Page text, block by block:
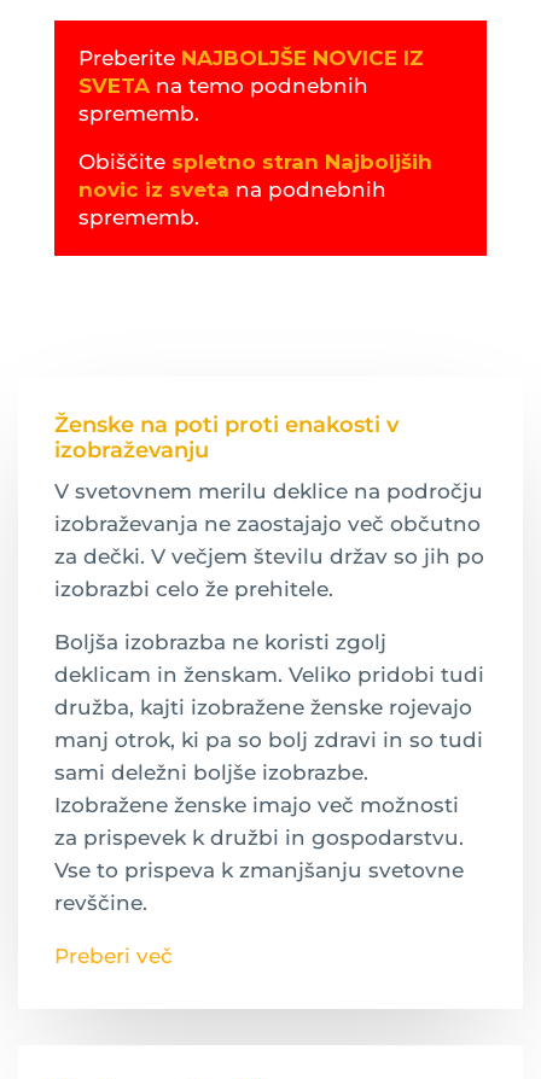
Preberite NAJBOLJŠE NOVICE IZ
SVETAna temo podnebnih
sprememb.
Obiščite spletno stran Najboljših
novic iz sveta na podnebnih
sprememb.
Ženske na poti proti enakosti v
izobraževanju
V svetovnem merilu deklice na področju
izobraževanja ne zaostajajo več občutno
za dečki. V večjem številu držav so jih po
izobrazbi celo že prehitele.
Boljša izobrazba ne koristi zgolj
deklicam in ženskam. Veliko pridobi tudi
družba, kajti izobražene ženske rojevajo
manj otrok, ki pa so bolj zdravi in so tudi
sami deležni boljše izobrazbe.
Izobražene ženske imajo več možnosti
za prispevek k družbi in gospodarstvu.
Vse to prispeva k zmanjšanju svetovne
revščine.
Preberi več